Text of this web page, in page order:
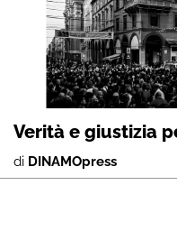
Verità e giustizia
di DINAMOpress